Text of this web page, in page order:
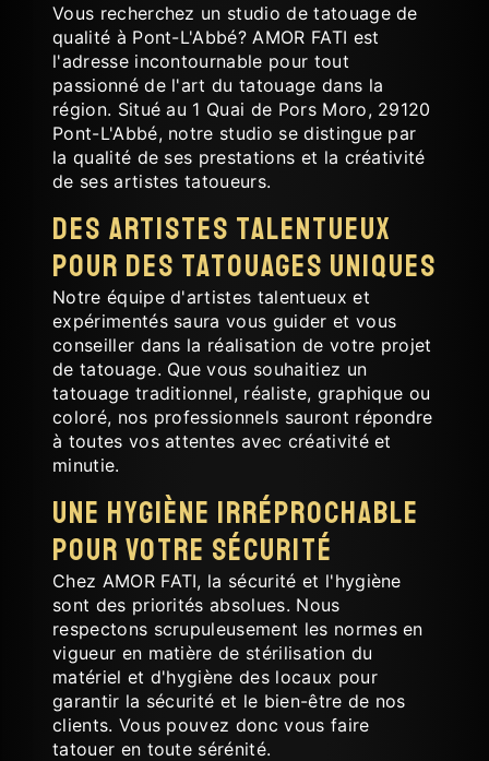
Vous recherchez un studio de tatouage de
qualité à Pont-L'Abbé? AMOR FATI est
l'adresse incontournable pour tout
passionné de l'art du tatouage dans la
région. Situé au 1 Quai de Pors Moro, 29120
Pont-L'Abbé, notre studio se distingue par
la qualité de ses prestations et la créativité
de ses artistes tatoueurs.
Des artistes talentueux
pour des tatouages uniques
Notre équipe d'artistes talentueux et
expérimentés saura vous guider et vous
conseiller dans la réalisation de votre projet
de tatouage. Que vous souhaitiez un
tatouage traditionnel, réaliste, graphique ou
coloré, nos professionnels sauront répondre
à toutes vos attentes avec créativité et
minutie.
Une hygiène irréprochable
pour votre sécurité
Chez AMOR FATI, la sécurité et l'hygiène
sont des priorités absolues. Nous
respectons scrupuleusement les normes en
vigueur en matière de stérilisation du
matériel et d'hygiène des locaux pour
garantir la sécurité et le bien-être de nos
clients. Vous pouvez donc vous faire
tatouer en toute sérénité.